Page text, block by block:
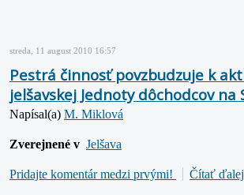
streda, 11 august 2010 16:57
Pestrá činnosť povzbudzuje k
jelšavskej Jednoty dôchodcov na
Napísal(a) M. Miklová
Zverejnené v Jelšava
Pridajte komentár medzi prvými! Čítať